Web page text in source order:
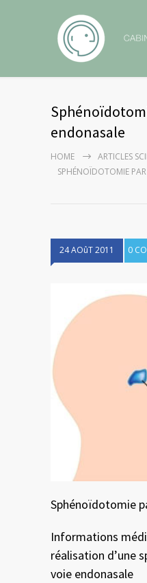
endonasale
HOME
ARTICLES
SPHÉNOÏDOTOMIE
24 AOûT 2011 0
Sphénoïdotomie
Informations
réalisation d’une
voie endonasale